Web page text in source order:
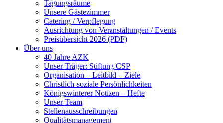
Tagungsräume
Unsere Gästezimmer
Catering / Verpflegung
Ausrichtung von Veranstaltungen / Events
Preisübersicht 2026 (PDF)
Über uns
40 Jahre AZK
Unser Träger: Stiftung CSP
Organisation – Leitbild – Ziele
Christlich-soziale Persönlichkeiten
Königswinterer Notizen – Hefte
Unser Team
Stellenausschreibungen
Qualitätsmanagement